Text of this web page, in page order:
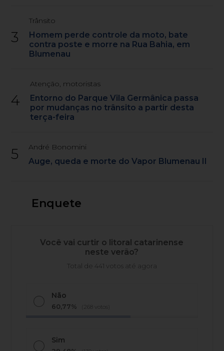
3
Trânsito
Homem perde controle da moto, bate
contra poste e morre na Rua Bahia, em
Blumenau
4
Atenção, motoristas
Entorno do Parque Vila Germânica passa
por mudanças no trânsito a partir desta
terça-feira
5 André Bonomini
Auge, queda e morte do Vapor Blumenau II
Enquete
Você vai curtir o litoral catarinense
neste verão?
Total de 441 votos até agora
Não
60,77% (268 votos)
Sim